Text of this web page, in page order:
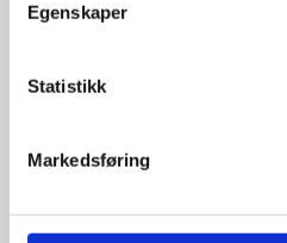
Egenskaper
Statistikk
Markedsføring
Hvite